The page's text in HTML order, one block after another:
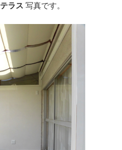
テラス写真です。